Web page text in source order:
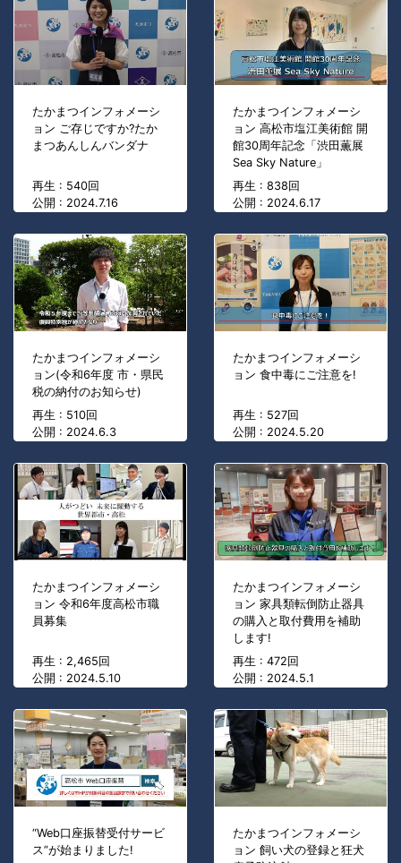
たかまつインフォメーシ
ョン ご存じですか?たか
まつあんしんバンダナ
再生 : 540回
公開 : 2024.7.16
たかまつインフォメーシ
ョン 高松市塩江美術館 開
館30周年記念「渋田薫展
Sea Sky Nature」
再生 : 838回
公開 : 2024.6.17
たかまつインフォメーシ
ョン(令和6年度 市・県民
税の納付のお知らせ)
再生 : 510回
公開 : 2024.6.3
たかまつインフォメーシ
ョン 食中毒にご注意を!
再生 : 527回
公開 : 2024.5.20
たかまつインフォメーシ
ョン 令和6年度高松市職
員募集
再生 : 2,465回
公開 : 2024.5.10
たかまつインフォメーシ
ョン 家具類転倒防止器具
の購入と取付費用を補助
します!
再生 : 472回
公開 : 2024.5.1
“Web口座振替受付サービ
ス”が始まりました!
たかまつインフォメーシ
ョン 飼い犬の登録と狂犬